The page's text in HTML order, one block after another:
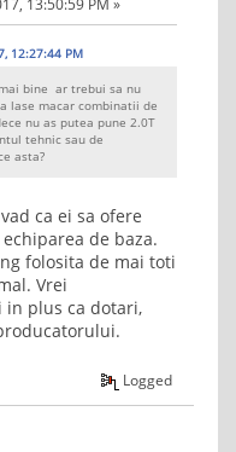
12:27:44 PM
bine ar trebui sa nu
lase macar combinatii de
nu as putea pune 2.0T
tehnic sau de
asta?
ca ei sa ofere
de baza.
folosita de mai toti
Vrei
in plus ca dotari,
Logged